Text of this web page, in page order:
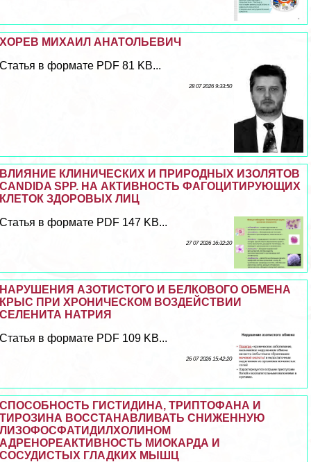
ХОРЕВ МИХАИЛ АНАТОЛЬЕВИЧ
Статья в формате PDF 81 KB...
28 07 2026 9:33:50
ВЛИЯНИЕ КЛИНИЧЕСКИХ И ПРИРОДНЫХ ИЗОЛЯТОВ
CANDIDA SPP. НА АКТИВНОСТЬ ФАГОЦИТИРУЮЩИХ
КЛЕТОК ЗДОРОВЫХ ЛИЦ
Статья в формате PDF 147 KB...
27 07 2026 16:32:20
НАРУШЕНИЯ АЗОТИСТОГО И БЕЛКОВОГО ОБМЕНА
КРЫС ПРИ ХРОНИЧЕСКОМ ВОЗДЕЙСТВИИ
СЕЛЕНИТА НАТРИЯ
Статья в формате PDF 109 KB...
26 07 2026 15:42:20
СПОСОБНОСТЬ ГИСТИДИНА, ТРИПТОФАНА И
ТИРОЗИНА ВОССТАНАВЛИВАТЬ СНИЖЕННУЮ
ЛИЗОФОСФАТИДИЛХОЛИНОМ
АДРЕНОРЕАКТИВНОСТЬ МИОКАРДА И
СОСУДИСТЫХ ГЛАДКИХ МЫШЦ